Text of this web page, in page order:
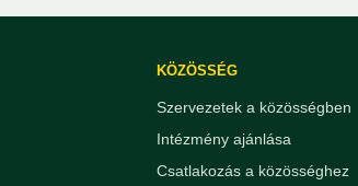
KÖZÖSSÉG
Szervezetek a közösségben
Intézmény ajánlása
Csatlakozás a közösséghez